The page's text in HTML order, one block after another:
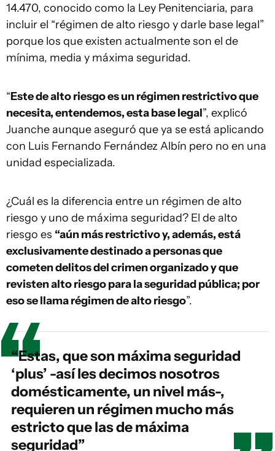
14.470, conocido como la Ley Penitenciaria, para
incluir el “régimen de alto riesgo y darle base legal”
porque los que existen actualmente son el de
mínima, media y máxima seguridad.
“Este de alto riesgo es un régimen restrictivo que
necesita, entendemos, esta base legal”, explicó
Juanche aunque aseguró que ya se está aplicando
con Luis Fernando Fernández Albín pero no en una
unidad especializada.
¿Cuál es la diferencia entre un régimen de alto
riesgo y uno de máxima seguridad? El de alto
riesgo es “aún más restrictivo y, además, está
exclusivamente destinado a personas que
cometen delitos del crimen organizado y que
revisten alto riesgo para la seguridad pública; por
eso se llama régimen de alto riesgo”.
“Estas, que son máxima seguridad
‘plus’ -así les decimos nosotros
domésticamente, un nivel más-,
requieren un régimen mucho más
estricto que las de máxima
seguridad”